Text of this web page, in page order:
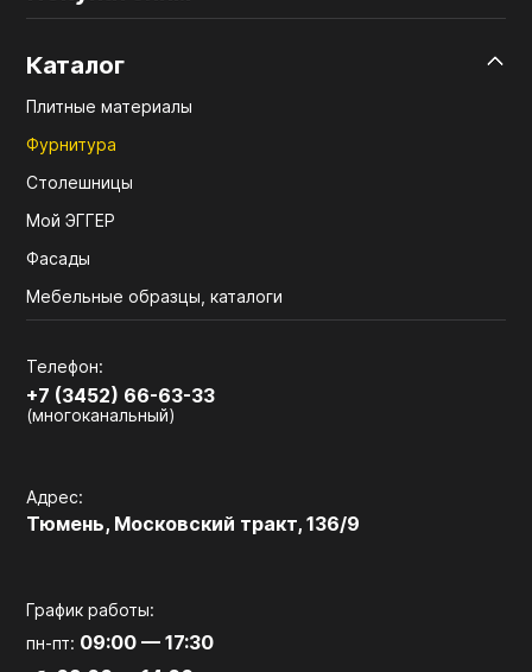
Каталог
Плитные материалы
Фурнитура
Столешницы
Мой ЭГГЕР
Фасады
Мебельные образцы, каталоги
Телефон:
+7 (3452) 66-63-33
(многоканальный)
Адрес:
Тюмень, Московский тракт, 136/9
График работы:
пн-пт: 09:00 — 17:30